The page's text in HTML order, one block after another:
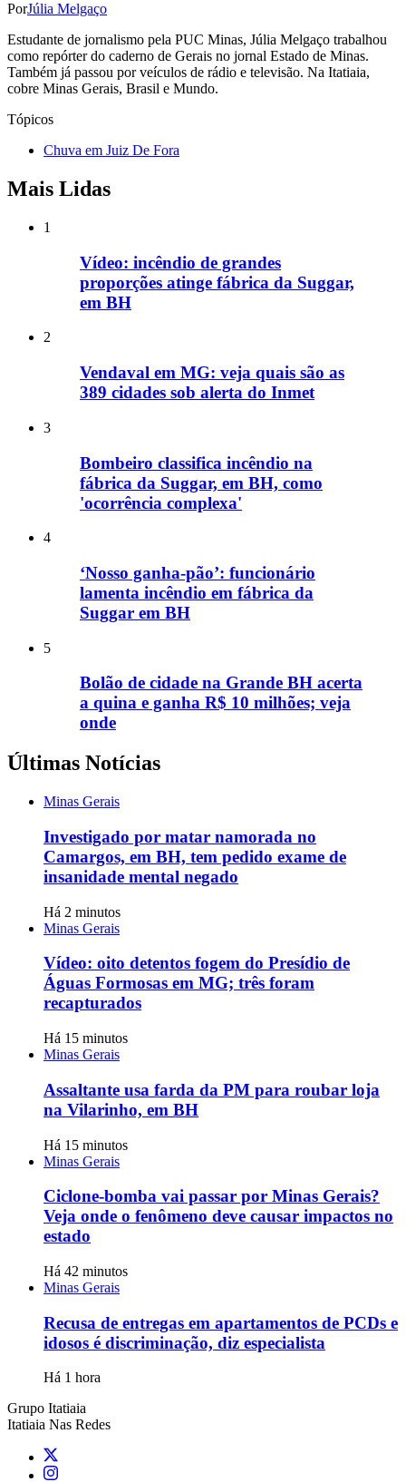
PorJúlia Melgaço
Estudante de jornalismo pela PUC Minas, Júlia Melgaço trabalhou
como repórter do caderno de Gerais no jornal Estado de Minas.
Também já passou por veículos de rádio e televisão. Na Itatiaia,
cobre Minas Gerais, Brasil e Mundo.
Tópicos
Chuva em Juiz De Fora
Mais Lidas
1
Vídeo: incêndio de grandes
proporções atinge fábrica da Suggar,
em BH
2
Vendaval em MG: veja quais são as
389 cidades sob alerta do Inmet
3
Bombeiro classifica incêndio na
fábrica da Suggar, em BH, como
'ocorrência complexa'
4
‘Nosso ganha-pão’: funcionário
lamenta incêndio em fábrica da
Suggar em BH
5
Bolão de cidade na Grande BH acerta
a quina e ganha R$ 10 milhões; veja
onde
Últimas Notícias
Minas Gerais
Investigado por matar namorada no
Camargos, em BH, tem pedido exame de
insanidade mental negado
Há 2 minutos
Minas Gerais
Vídeo: oito detentos fogem do Presídio de
Águas Formosas em MG; três foram
recapturados
Há 15 minutos
Minas Gerais
Assaltante usa farda da PM para roubar loja
na Vilarinho, em BH
Há 15 minutos
Minas Gerais
Ciclone-bomba vai passar por Minas Gerais?
Veja onde o fenômeno deve causar impactos no
estado
Há 42 minutos
Minas Gerais
Recusa de entregas em apartamentos de PCDs e
idosos é discriminação, diz especialista
Há 1 hora
Grupo Itatiaia
Itatiaia Nas Redes